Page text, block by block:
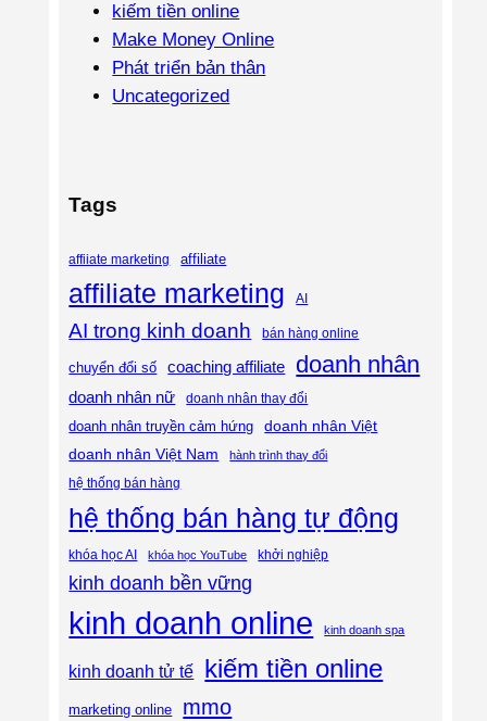
kiếm tiền online
Make Money Online
Phát triển bản thân
Uncategorized
Tags
affiiate marketing affiliate
affiliate marketing AI
AI trong kinh doanh bán hàng online
chuyển đổi số coaching affiliate doanh nhân
doanh nhân nữ doanh nhân thay đổi
doanh nhân truyền cảm hứng
doanh nhân Việt
doanh nhân Việt Nam
hành trình thay đổi
hệ thống bán hàng
hệ thống bán hàng tự động
khóa học AI khóa học YouTube khởi nghiệp
kinh doanh bền vững
kinh doanh online kinh doanh spa
kinh doanh tử tế kiếm tiền online
marketing online mmo